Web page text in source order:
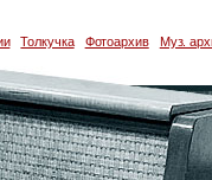
Толкучка Фотоархив Муз.